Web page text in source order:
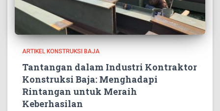
ARTIKEL KONSTRUKSI BAJA
Tantangan dalam Industri Kontraktor
Konstruksi Baja: Menghadapi
Rintangan untuk Meraih
Keberhasilan